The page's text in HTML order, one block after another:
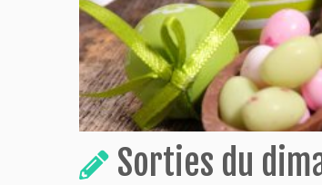
Sorties du